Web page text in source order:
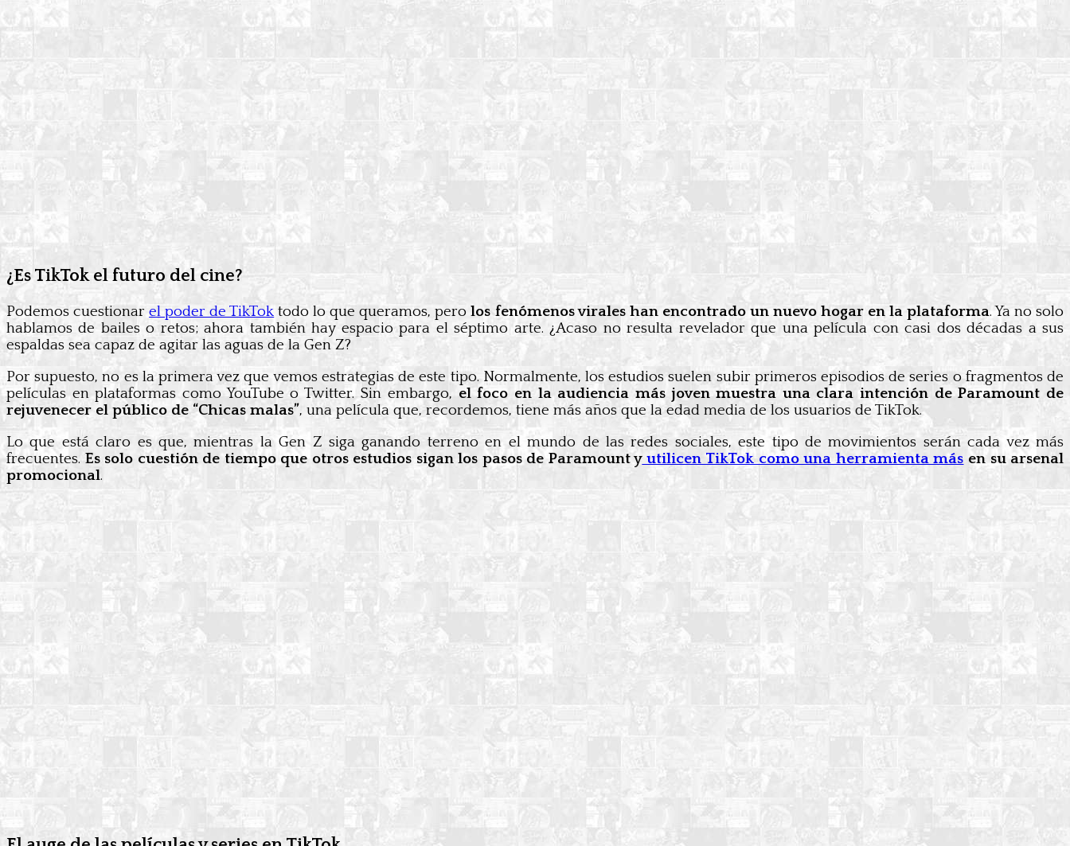
¿Es TikTok el futuro del cine?
Podemos cuestionarel poder de TikTok todo lo que queramos, perolos fenómenos virales han encontrado un nuevo hogar en la plataforma. Ya no solo
hablamos de bailes o retos; ahora también hay espacio para el séptimo arte. ¿Acaso no resulta revelador que una película con casi dos décadas a sus
espaldas sea capaz de agitar las aguas de la Gen Z?
Por supuesto, no es la primera vez que vemos estrategias de este tipo. Normalmente, los estudios suelen subir primeros episodios de series o fragmentos de
películas en plataformas como YouTube o Twitter. Sin embargo, el foco en la audiencia más joven muestra una clara intención de Paramount de
rejuvenecer el público de “Chicas malas”, una película que, recordemos, tiene más años que la edad media de los usuarios de TikTok.
Lo que está claro es que, mientras la Gen Z siga ganando terreno en el mundo de las redes sociales, este tipo de movimientos serán cada vez más
frecuentes.Es solo cuestión de tiempo que otros estudios sigan los pasos de Paramount yutilicen TikTok como una herramienta más en su arsenal
promocional.